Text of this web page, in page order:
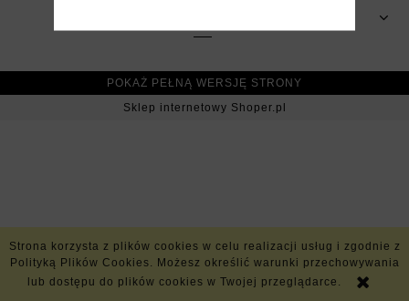
Strona korzysta z plików cookies w celu realizacji usług i zgodnie z
Polityką Plików Cookies. Możesz określić warunki przechowywania
lub dostępu do plików cookies w Twojej przeglądarce.
POKAŻ PEŁNĄ WERSJĘ STRONY
Sklep internetowy Shoper.pl